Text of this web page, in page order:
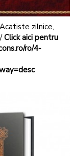
zilnice,
Click aici pentru
ro/4-